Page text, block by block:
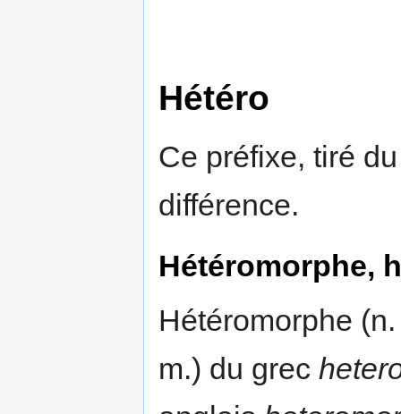
Hétéro
Ce préfixe, tiré
différence.
Hétéromorphe,
Hétéromorphe
m.) du grec